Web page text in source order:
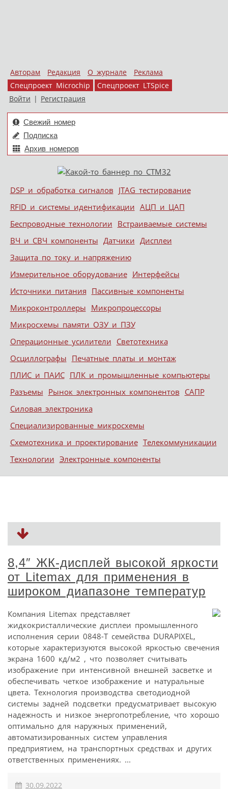
Авторам Редакция О журнале
Реклама
Спецпроект Microchip
Спецпроект LTSpice
Войти | Регистрация
Свежий номер
Подписка
Архив номеров
Меню
Skip to content
DSP и обработка сигналов JTAG тестирование
RFID и системы идентификации АЦП и ЦАП
Беспроводные технологии Встраиваемые системы
ВЧ и СВЧ компоненты Датчики Дисплеи
Защита по току и напряжению
Измерительное оборудование Интерфейсы
Источники питания Пассивные компоненты
Микроконтроллеры Микропроцессоры
Микросхемы памяти ОЗУ и ПЗУ
Операционные усилители Светотехника
Осциллографы Печатные платы и монтаж
ПЛИС и ПАИС ПЛК и промышленные компьютеры
Разъемы Рынок электронных компонентов САПР
Силовая электроника
Специализированные микросхемы
Схемотехника и проектирование Телекоммуникации
Технологии Электронные компоненты
8,4″ ЖК-дисплей высокой яркости
от Litemax для применения в
широком диапазоне температур
Компания Litemax представляет
жидкокристаллические дисплеи промышленного
исполнения серии 0848-T семейства DURAPIXEL,
которые характеризуются высокой яркостью свечения
экрана 1600 кд/м2 , что позволяет считывать
изображение при интенсивной внешней засветке и
обеспечивать четкое изображение и натуральные
цвета. Технология производства светодиодной
системы задней подсветки предусматривает высокую
надежность и низкое энергопотребление, что хорошо
оптимально для наружных применений,
автоматизированных систем управления
предприятием, на транспортных средствах и других
ответственных применениях. ...
30.09.2022